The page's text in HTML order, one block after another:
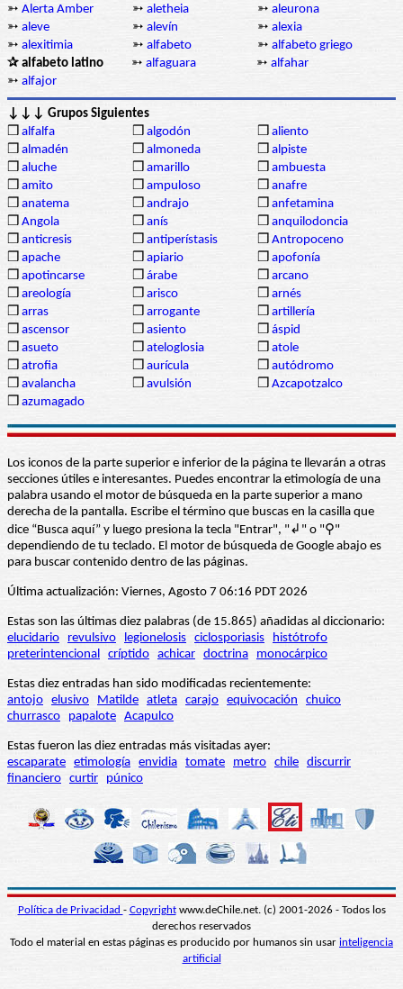
➳ Alerta Amber ➳ aletheia ➳ aleurona
➳ aleve ➳ alevín ➳ alexia
➳ alexitimia ➳ alfabeto ➳ alfabeto griego
✰ alfabeto latino
➳ alfaguara ➳ alfahar
➳ alfajor
↓↓↓ Grupos Siguientes
❒ alfalfa ❒ algodón ❒ aliento
❒ almadén ❒ almoneda ❒ alpiste
❒ aluche ❒ amarillo ❒ ambuesta
❒ amito ❒ ampuloso ❒ anafre
❒ anatema ❒ andrajo ❒ anfetamina
❒ Angola ❒ anís ❒ anquilodoncia
❒ anticresis ❒ antiperístasis ❒ Antropoceno
❒ apache ❒ apiario ❒ apofonía
❒ apotincarse ❒ árabe ❒ arcano
❒ areología ❒ arisco ❒ arnés
❒ arras ❒ arrogante ❒ artillería
❒ ascensor ❒ asiento ❒ áspid
❒ asueto ❒ ateloglosia ❒ atole
❒ atrofia ❒ aurícula ❒ autódromo
❒ avalancha ❒ avulsión ❒ Azcapotzalco
❒ azumagado
Los iconos de la parte superior e inferior de la página te llevarán a otras
secciones útiles e interesantes. Puedes encontrar la etimología de una
palabra usando el motor de búsqueda en la parte superior a mano
derecha de la pantalla. Escribe el término que buscas en la casilla que
dice “Busca aquí” y luego presiona la tecla "Entrar", "↲" o "⚲"
dependiendo de tu teclado. El motor de búsqueda de Google abajo es
para buscar contenido dentro de las páginas.
Última actualización: Viernes, Agosto 7 06:16 PDT 2026
Estas son las últimas diez palabras (de 15.865) añadidas al diccionario:
elucidario
revulsivo legionelosis ciclosporiasis
histótrofo
preterintencional críptido achicar doctrina monocárpico
Estas diez entradas han sido modificadas recientemente:
antojo elusivo Matilde atleta carajo equivocación
chuico
churrasco
papalote Acapulco
Estas fueron las diez entradas más visitadas ayer:
escaparate etimología envidia tomate metro chile discurrir
financiero curtir púnico
Política de Privacidad - Copyrightwww.deChile.net. (c) 2001-2026 - Todos los
derechos reservados
Todo el material en estas páginas es producido por humanos sin usar inteligencia
artificial